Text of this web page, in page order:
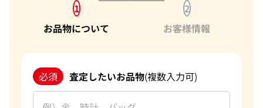
1
お品物について
2
お客様情報
必須 査定したいお品物(複数入力可)